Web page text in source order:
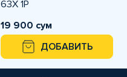
63Х 1Р
19 900 сум
ДОБАВИТЬ